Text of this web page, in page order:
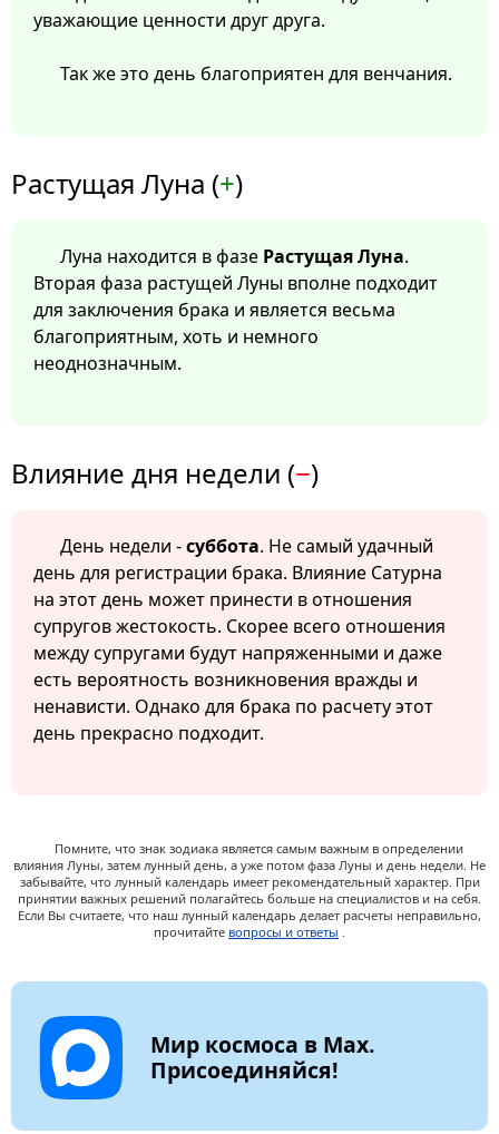
уважающие ценности друг друга.
Так же это день благоприятен для венчания.
Растущая Луна (+)
Луна находится в фазе Растущая Луна.
Вторая фаза растущей Луны вполне подходит
для заключения брака и является весьма
благоприятным, хоть и немного
неоднозначным.
Влияние дня недели (−)
День недели -суббота. Не самый удачный
день для регистрации брака. Влияние Сатурна
на этот день может принести в отношения
супругов жестокость. Скорее всего отношения
между супругами будут напряженными и даже
есть вероятность возникновения вражды и
ненависти. Однако для брака по расчету этот
день прекрасно подходит.
Помните, что знак зодиака является самым важным в определении
влияния Луны, затем лунный день, а уже потом фаза Луны и день недели. Не
забывайте, что лунный календарь имеет рекомендательный характер. При
принятии важных решений полагайтесь больше на специалистов и на себя.
Если Вы считаете, что наш лунный календарь делает расчеты неправильно,
прочитайте вопросы и ответы .
Мир космоса в Max.
Присоединяйся!